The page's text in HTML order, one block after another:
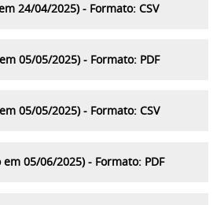
24/04/2025) - Formato: CSV
05/05/2025) - Formato: PDF
05/05/2025) - Formato: CSV
em05/06/2025) - Formato: PDF